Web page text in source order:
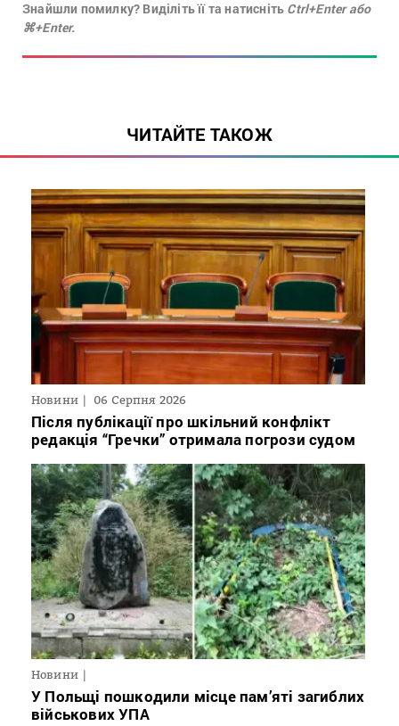
Знайшли помилку? Виділіть її та натисніть Ctrl+Enter або
⌘+Enter.
ЧИТАЙТЕ ТАКОЖ
Новини 06 Серпня 2026
Після публікації про шкільний конфлікт
редакція “Гречки” отримала погрози судом
Новини
У Польщі пошкодили місце пам’яті загиблих
військових УПА